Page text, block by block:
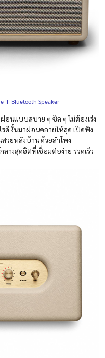
III Bluetooth Speaker
อนแบบสบาย ๆ ชิล ๆ ไม่ต้องเร่ง
ดี งั้นมาผ่อนคลายให้สุด เปิดฟัง
วยหลังบ้าน ด้วยลำโพง
างสุดฮิตที่เชื่อมต่อง่าย รวดเร็ว